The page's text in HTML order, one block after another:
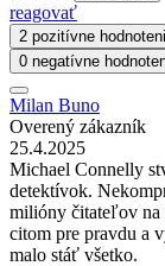
reagovať
2 pozitívne
0 negatívne
Milan Buno
Overený zákazník
25.4.2025
Michael Connelly
detektívok.
milióny čitateľov na
citom pre pravdu a
malo stáť všetko.